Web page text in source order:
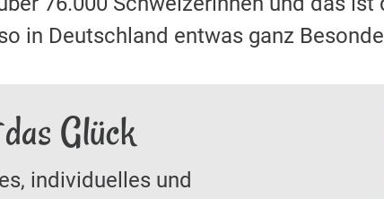
in Deutschland entwas ganz
Glück
individuelles und